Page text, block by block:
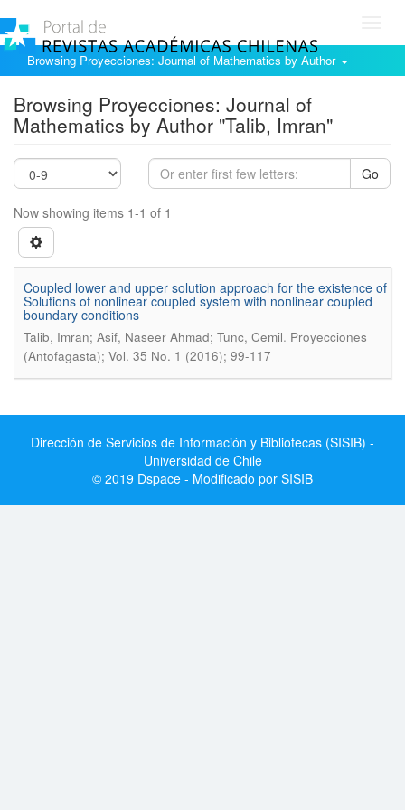
Browsing Proyecciones: Journal of Mathematics by Author
Browsing Proyecciones: Journal of
Mathematics by Author "Talib, Imran"
Go
Now showing items 1-1 of 1
Coupled lower and upper solution approach for the existence of
Solutions of nonlinear coupled system with nonlinear coupled
boundary conditions
Talib, Imran; Asif, Naseer Ahmad; Tunc, Cemil. Proyecciones
(Antofagasta); Vol. 35 No. 1 (2016); 99-117
Dirección de Servicios de Información y Bibliotecas (SISIB) -
Universidad de Chile
© 2019 Dspace - Modificado por SISIB